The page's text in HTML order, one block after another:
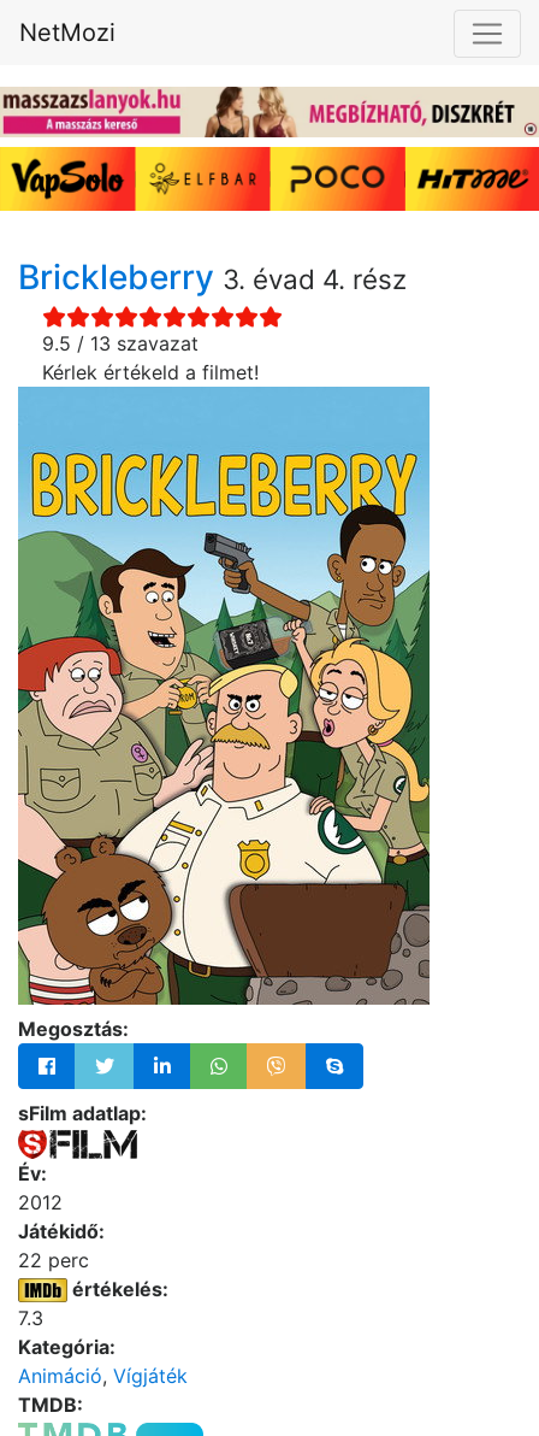
NetMozi
Brickleberry 3. évad 4. rész
9.5 / 13 szavazat
Kérlek értékeld a filmet!
Megosztás:
sFilm adatlap:
Év:
2012
Játékidő:
22 perc
értékelés:
7.3
Kategória:
Animáció, Vígjáték
TMDB: